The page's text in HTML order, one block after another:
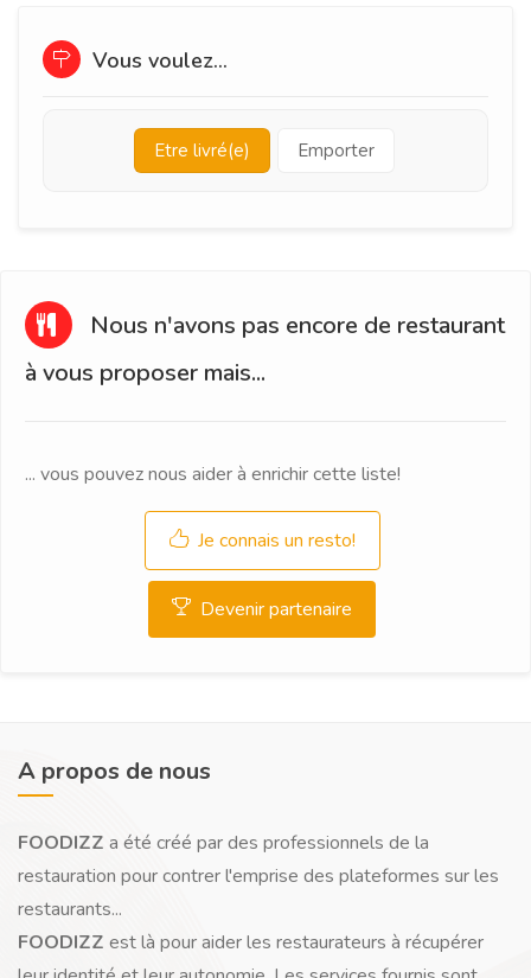
Vous voulez...
Etre livré(e) Emporter
Nous n'avons pas encore de restaurant
à vous proposer mais...
... vous pouvez nous aider à enrichir cette liste!
Je connais un resto!
Devenir partenaire
A propos de nous
FOODIZZ a été créé par des professionnels de la
restauration pour contrer l'emprise des plateformes sur les
restaurants...
FOODIZZ est là pour aider les restaurateurs à récupérer